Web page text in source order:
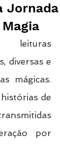
Jornada
diversas e
mágicas.
de
por